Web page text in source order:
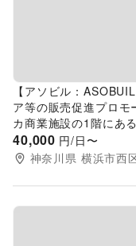
【アソビル：
ア等の販売促進プロ
カ商業施設の1階にあ
40,000 円/日〜
神奈川県 横浜市西